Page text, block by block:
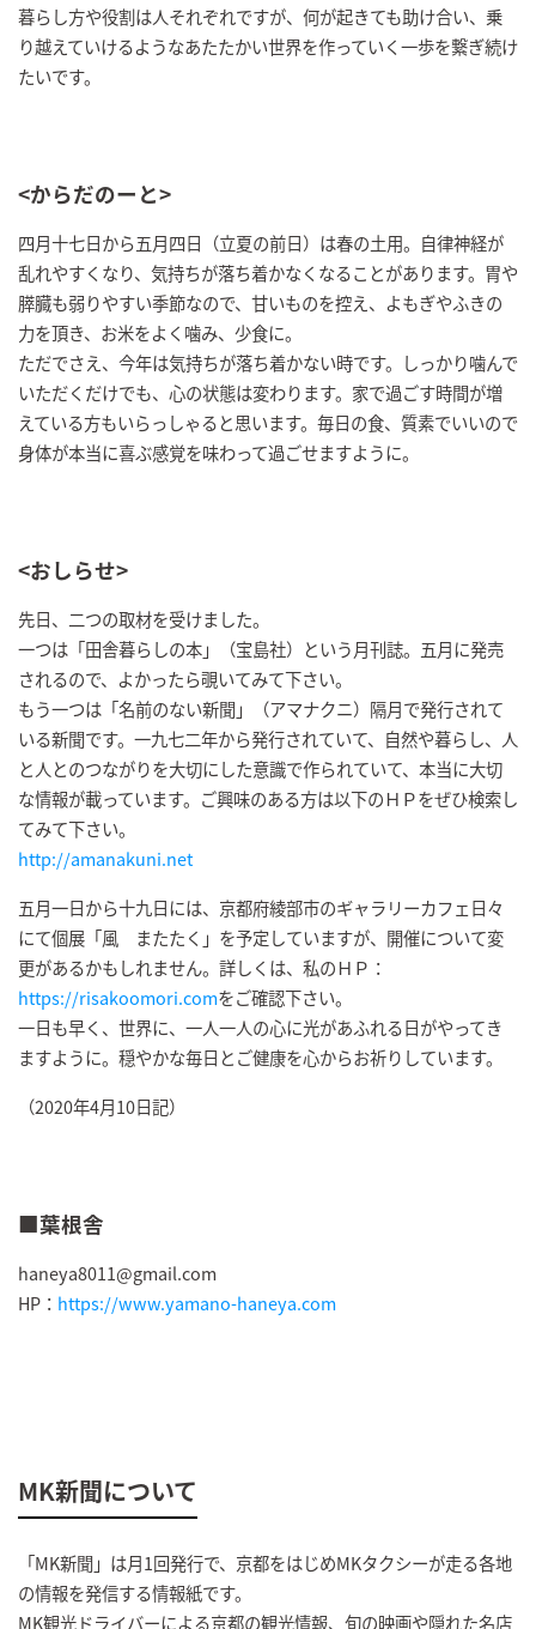
暮らし方や役割は人それぞれですが、何が起きても助け合い、乗
り越えていけるようなあたたかい世界を作っていく一歩を繋ぎ続け
たいです。
<からだのーと>
四月十七日から五月四日（立夏の前日）は春の土用。自律神経が
乱れやすくなり、気持ちが落ち着かなくなることがあります。胃や
膵臓も弱りやすい季節なので、甘いものを控え、よもぎやふきの
力を頂き、お米をよく噛み、少食に。
ただでさえ、今年は気持ちが落ち着かない時です。しっかり噛んで
いただくだけでも、心の状態は変わります。家で過ごす時間が増
えている方もいらっしゃると思います。毎日の食、質素でいいので
身体が本当に喜ぶ感覚を味わって過ごせますように。
<おしらせ>
先日、二つの取材を受けました。
一つは「田舎暮らしの本」（宝島社）という月刊誌。五月に発売
されるので、よかったら覗いてみて下さい。
もう一つは「名前のない新聞」（アマナクニ）隔月で発行されて
いる新聞です。一九七二年から発行されていて、自然や暮らし、人
と人とのつながりを大切にした意識で作られていて、本当に大切
な情報が載っています。ご興味のある方は以下のＨＰをぜひ検索し
てみて下さい。
http://amanakuni.net
五月一日から十九日には、京都府綾部市のギャラリーカフェ日々
にて個展「風 またたく」を予定していますが、開催について変
更があるかもしれません。詳しくは、私のＨＰ：
https://risakoomori.comをご確認下さい。
一日も早く、世界に、一人一人の心に光があふれる日がやってき
ますように。穏やかな毎日とご健康を心からお祈りしています。
（2020年4月10日記）
■葉根舎
haneya8011@gmail.com
HP： https://www.yamano-haneya.com
MK新聞について
「MK新聞」は月1回発行で、京都をはじめMKタクシーが走る各地
の情報を発信する情報紙です。
MK観光ドライバーによる京都の観光情報、旬の映画や隠れた名店